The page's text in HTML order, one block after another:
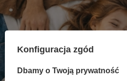
Konfiguracja zgód
Dbamy o Twoją prywatność